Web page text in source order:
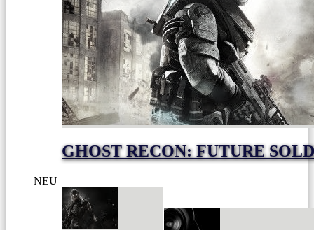
GHOST RECON: FUTURE
NEU